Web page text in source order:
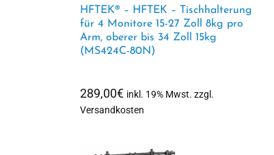
HFTEK® – HFTEK – Tischhalterung
für 4 Monitore 15-27 Zoll 8kg pro
Arm, oberer bis 34 Zoll 15kg
(MS424C-80N)
289,00€ inkl. 19% Mwst. zzgl.
Versandkosten